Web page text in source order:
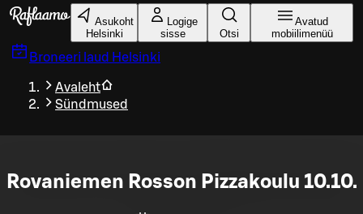
Liigu peamise sisu juurde
Asukoht
Helsinki
Logige
sisse
Otsi
Avatud
mobiilimenüü
Broneeri laud Helsinki
Avaleht
Sündmused
Rovaniemen Rosson Pizzakoulu 10.10.